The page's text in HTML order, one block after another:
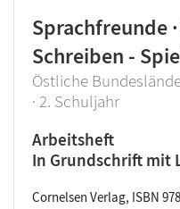
Sprachfreunde
Schreiben -
Östliche
· 2. Schuljahr
Arbeitsheft
In Grundschrift mit
Cornelsen Verlag, ISBN